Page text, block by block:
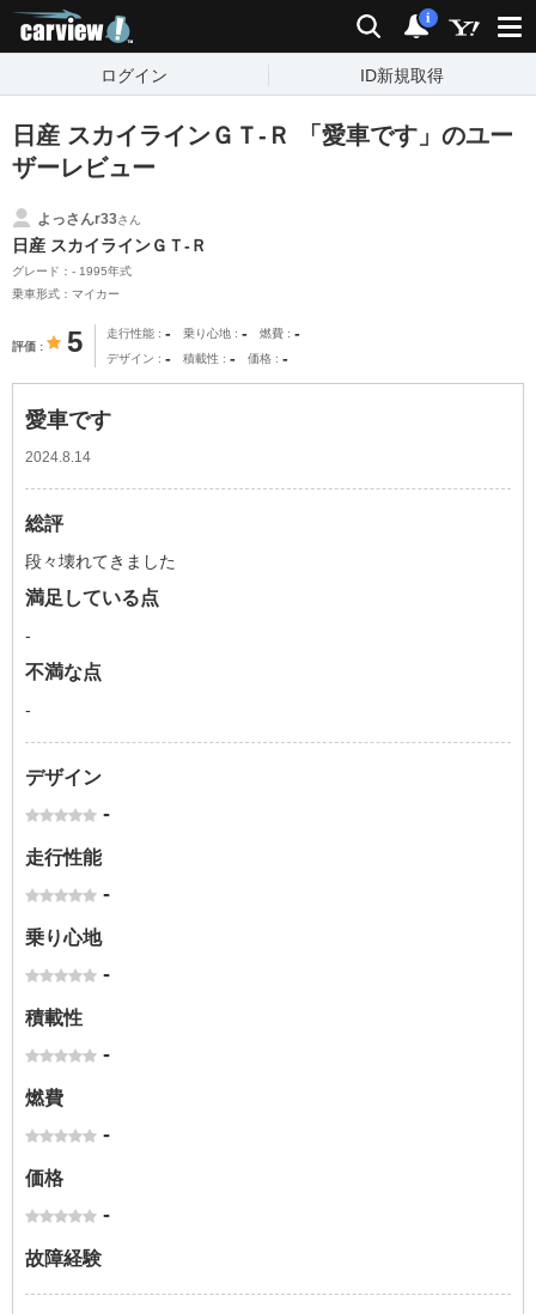
検索 通知
i
ログイン ID新規取得
日産 スカイラインＧＴ‐Ｒ 「愛車です」のユー
ザーレビュー
よっさんr33さん
日産 スカイラインＧＴ‐Ｒ
グレード：- 1995年式
乗車形式：マイカー
評価 5 走行性能 - 乗り心地 - 燃費 -
デザイン - 積載性 - 価格 -
愛車です
2024.8.14
総評
段々壊れてきました
満足している点
-
不満な点
-
デザイン
-
走行性能
-
乗り心地
-
積載性
-
燃費
-
価格
-
故障経験